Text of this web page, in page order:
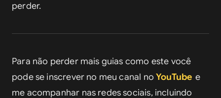
perder.
Para não perder mais guias como este você
pode se inscrever no meu canal no YouTube e